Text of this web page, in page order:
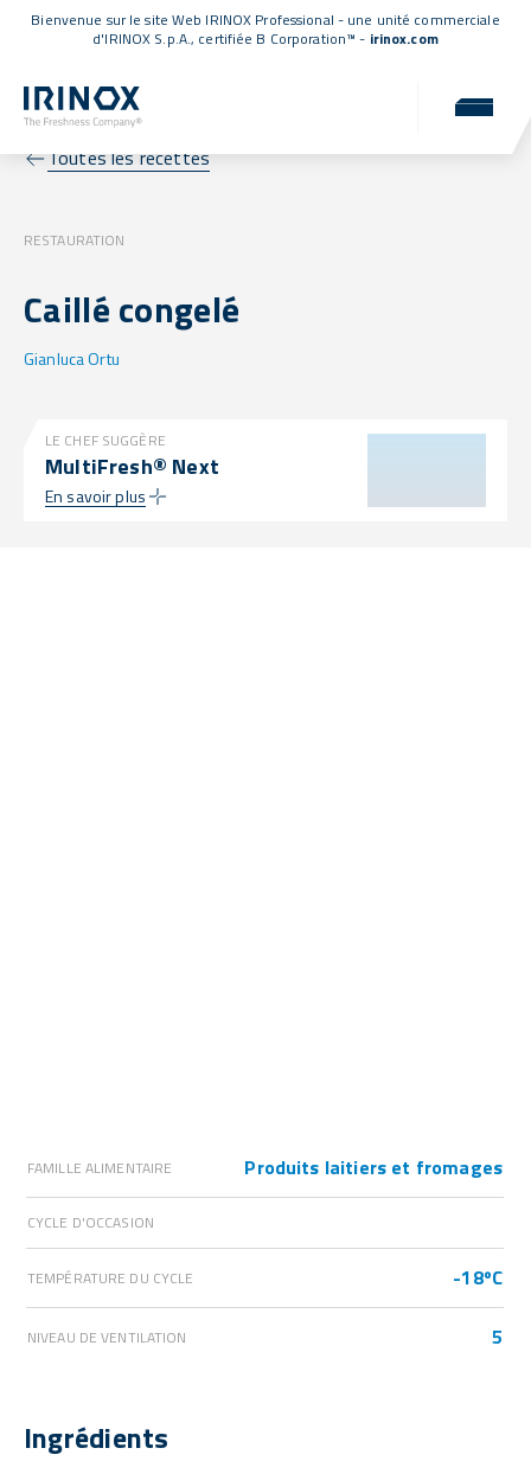
Bienvenue sur le site Web IRINOX Professional - une unité commerciale
d'IRINOX S.p.A., certifiée B Corporation™ - irinox.com
Toutes les recettes
RESTAURATION
Caillé congelé
Gianluca Ortu
LE CHEF SUGGÈRE
MultiFresh® Next
En savoir plus
FAMILLE ALIMENTAIRE Produits laitiers et fromages
CYCLE D'OCCASION
TEMPÉRATURE DU CYCLE -18ºC
NIVEAU DE VENTILATION 5
Ingrédients